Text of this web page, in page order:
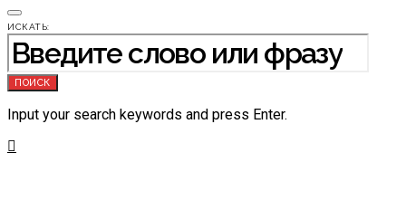
ИСКАТЬ:
ПОИСК
Input your search keywords and press Enter.